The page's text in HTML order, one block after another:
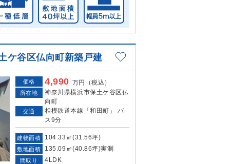
ケ谷区仏向町新築戸建
価格 4,990 万円（税込）
所在地
神奈川県横浜市保土ケ谷区仏
向町
交通
相模鉄道本線「和田町」 バ
ス9分
建物面積 104.33㎡(31.56坪)
敷地面積 135.09㎡(40.86坪)実測
間取り 4LDK